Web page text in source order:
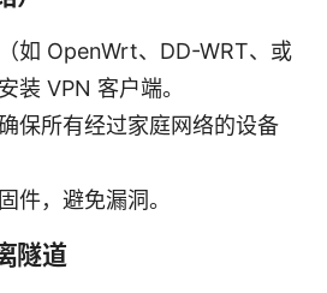
如 OpenWrt、DD-WRT、或
装 VPN 客户端。
保所有经过家庭网络的设备
件，避免漏洞。
隧道